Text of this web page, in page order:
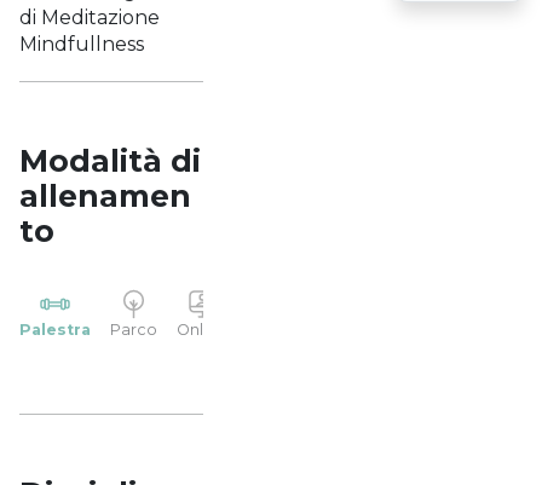
di Meditazione
Mindfullness
Modalità di
allenamen
to
Palestra Parco Online